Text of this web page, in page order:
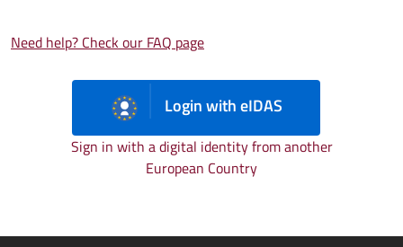
Need help? Check our FAQ page
Login with eIDAS
Sign in with a digital identity from another
European Country